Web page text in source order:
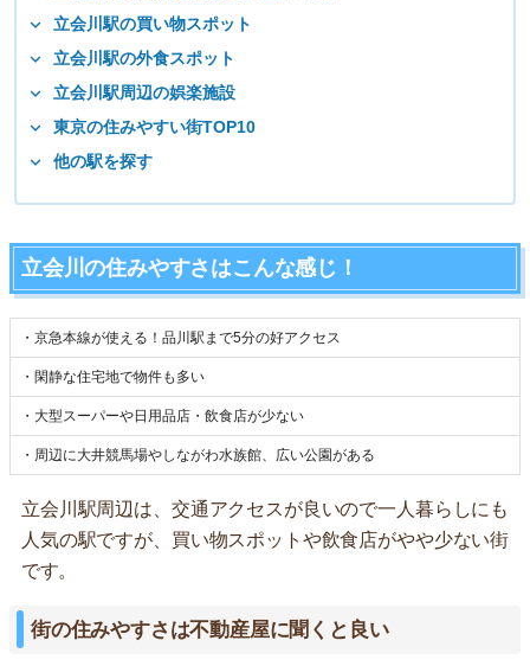
立会川駅の買い物スポット
立会川駅の外食スポット
立会川駅周辺の娯楽施設
東京の住みやすい街TOP10
他の駅を探す
立会川の住みやすさはこんな感じ！
・京急本線が使える！品川駅まで5分の好アクセス
・閑静な住宅地で物件も多い
・大型スーパーや日用品店・飲食店が少ない
・周辺に大井競馬場やしながわ水族館、広い公園がある
立会川駅周辺は、交通アクセスが良いので一人暮らしにも
人気の駅ですが、買い物スポットや飲食店がやや少ない街
です。
街の住みやすさは不動産屋に聞くと良い